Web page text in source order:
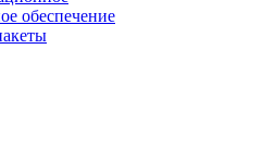
обеспечение